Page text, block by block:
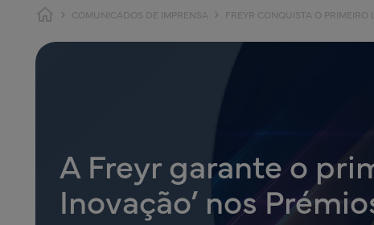
Caminho de navegação
COMUNICADOS DE IMPRENSA FREYR CONQUISTA O
A Freyr garante o
Inovação’ nos